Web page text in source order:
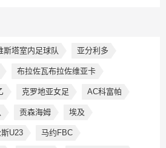
斯塔室内足球队 亚分利多
布拉佐瓦布拉佐维亚卡
克罗地亚女足 AC科富帕
贡森海姆 埃及
U23 马约FBC